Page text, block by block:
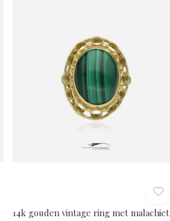
14k gouden vintage ring met malachiet